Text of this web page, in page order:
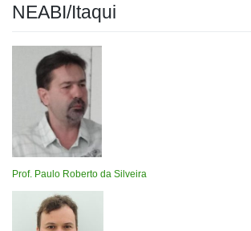
NEABI/Itaqui
Prof. Paulo Roberto da Silveira